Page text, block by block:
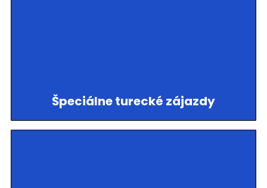
Špeciálne turecké zájazdy